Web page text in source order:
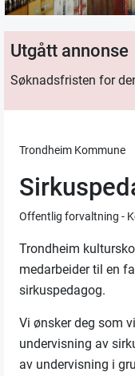
Utgått annonse
Søknadsfristen for
Trondheim Kommune
Offentlig forvaltning -
Trondheim
medarbeider til en
sirkuspedagog.
Vi ønsker deg som
undervisning av
av undervisning i